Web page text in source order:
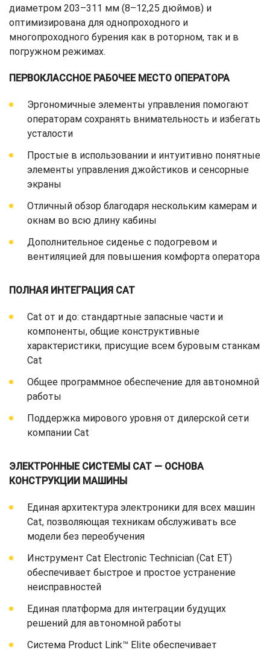
диаметром 203–311 мм (8–12,25 дюймов) и
оптимизирована для однопроходного и
многопроходного бурения как в роторном, так и в
погружном режимах.
ПЕРВОКЛАССНОЕ РАБОЧЕЕ МЕСТО ОПЕРАТОРА
Эргономичные элементы управления помогают
операторам сохранять внимательность и избегать
усталости
Простые в использовании и интуитивно понятные
элементы управления джойстиков и сенсорные
экраны
Отличный обзор благодаря нескольким камерам и
окнам во всю длину кабины
Дополнительное сиденье с подогревом и
вентиляцией для повышения комфорта оператора
ПОЛНАЯ ИНТЕГРАЦИЯ CAT
Cat от и до: стандартные запасные части и
компоненты, общие конструктивные
характеристики, присущие всем буровым станкам
Cat
Общее программное обеспечение для автономной
работы
Поддержка мирового уровня от дилерской сети
компании Cat
ЭЛЕКТРОННЫЕ СИСТЕМЫ CAT — ОСНОВА
КОНСТРУКЦИИ МАШИНЫ
Единая архитектура электроники для всех машин
Cat, позволяющая техникам обслуживать все
модели без переобучения
Инструмент Cat Electronic Technician (Cat ET)
обеспечивает быстрое и простое устранение
неисправностей
Единая платформа для интеграции будущих
решений для автономной работы
Система Product Link™ Elite обеспечивает